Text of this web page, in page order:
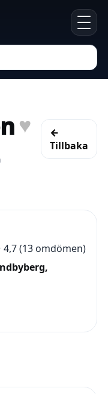
♥
←
Tillbaka
4,7 (13 omdömen)